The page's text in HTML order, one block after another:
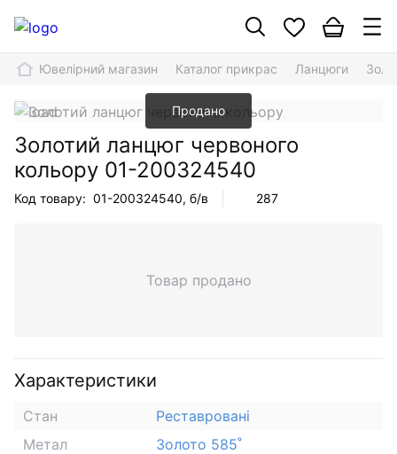
Ювелірний магазин Каталог прикрас Ланцюги
Продано
Золотий ланцюг червоного
кольору 01-200324540
Код товару: 01-200324540, б/в 287
Товар продано
Характеристики
Стан
Реставровані
Метал
Золото 585˚